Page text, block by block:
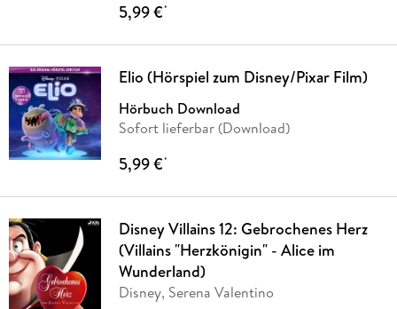
5,99 €*
Elio (Hörspiel zum Disney/Pixar Film)
Hörbuch Download
Sofort lieferbar (Download)
5,99 €*
Disney Villains 12: Gebrochenes Herz
(Villains "Herzkönigin" - Alice im
Wunderland)
Disney, Serena Valentino